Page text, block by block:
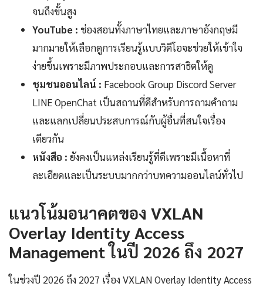
จนถึงขั้นสูง
YouTube : ช่องสอนทั้งภาษาไทยและภาษาอังกฤษมี
มากมายให้เลือกดูการเรียนรู้แบบวิดีโอจะช่วยให้เข้าใจ
ง่ายขึ้นเพราะมีภาพประกอบและการสาธิตให้ดู
ชุมชนออนไลน์ : Facebook Group Discord Server
LINE OpenChat เป็นสถานที่ดีสำหรับการถามคำถาม
และแลกเปลี่ยนประสบการณ์กับผู้อื่นที่สนใจเรื่อง
เดียวกัน
หนังสือ : ยังคงเป็นแหล่งเรียนรู้ที่ดีเพราะมีเนื้อหาที่
ละเอียดและเป็นระบบมากกว่าบทความออนไลน์ทั่วไป
แนวโน้มอนาคตของ VXLAN
Overlay Identity Access
Management ในปี 2026 ถึง 2027
ในช่วงปี 2026 ถึง 2027 เรื่อง VXLAN Overlay Identity Access